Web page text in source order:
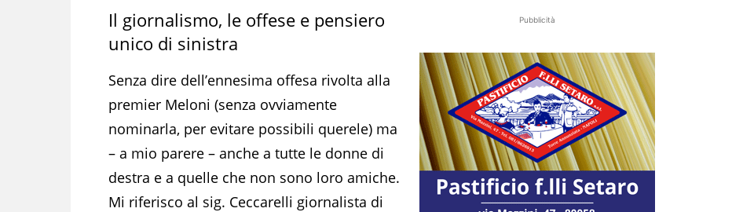
Pubblicità
Il giornalismo, le offese e pensiero
unico di sinistra
Senza dire dell’ennesima offesa rivolta alla
premier Meloni (senza ovviamente
nominarla, per evitare possibili querele) ma
– a mio parere – anche a tutte le donne di
destra e a quelle che non sono loro amiche.
Mi riferisco al sig. Ceccarelli giornalista di